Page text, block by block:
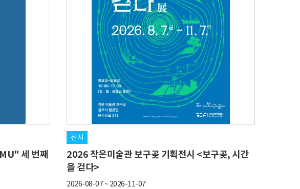
세 번째
전시
2026 작은미술관 보구곶 기획전시 <보구곶, 시간
을 걷다>
2026-08-07~ 2026-11-07